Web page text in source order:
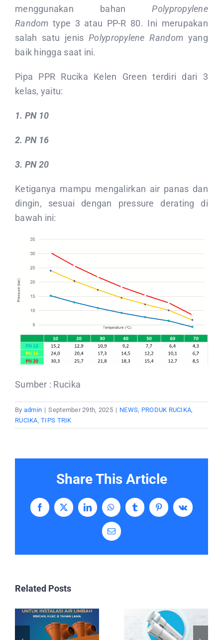
menggunakan bahanPolypropylene
Randomtype 3 atau PP-R 80. Ini merupakan
salah satu jenisPolypropylene Random yang
baik hingga saat ini.
Pipa PPR Rucika Kelen Green terdiri dari 3
kelas, yaitu:
1. PN 10
2. PN 16
3. PN 20
Ketiganya mampu mengalirkan air panas dan
dingin, sesuai dengan pressure derating di
bawah ini:
Sumber : Rucika
By admin | September 29th, 2025 | NEWS, PRODUK RUCIKA,
RUCIKA,TIPS TRIK
Share This Article
Facebook
X LinkedInWhatsAppTumblrPinterestVk
Email
Related Posts